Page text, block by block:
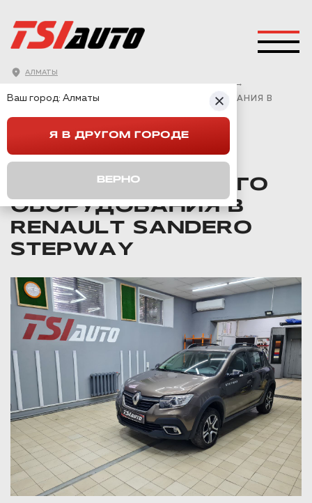
АЛМАТЫ
→
УСТАНОВКА ДОПОЛНИТЕЛЬНОГО ОБОРУДОВАНИЯ В
УСТАНОВКА
ДОПОЛНИТЕЛЬНОГО
ОБОРУДОВАНИЯ В
RENAULT SANDERO
STEPWAY
Ваш город: Алматы
Я В ДРУГОМ ГОРОДЕ
ВЕРНО